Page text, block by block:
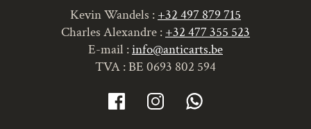
Kevin Wandels :+32 497 879 715
Charles Alexandre :+32 477 355 523
E-mail :info@anticarts.be
TVA : BE 0693 802 594